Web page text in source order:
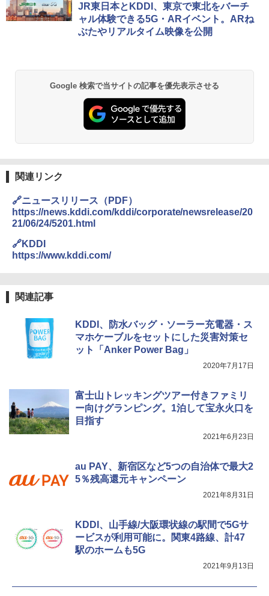
力的な町 2026～2027 地球の歩き方D アジア
￥2,079
￥2,695
A26 地球の歩き方 チェコ ポーランド スロヴ
￥1,540
プテント 傘みたいに広げて畳める パッとサ
ッとサンシェード キューブ フルクローズ メ
ッシュ 簡単設置 ワンタッチテント キャンプ
PYKES PEAK (パイクスピーク) 着替えテン
ト プライバシー テント 【中が透けない】 1
人用 折りたたみ 防災グッズ 災害用トイレ ビ
ーチ ピクニック ポップアップテント 携帯 簡
ENDLESS BASE 《めざましテレビで紹介》
テント ワンタッチ RENEW 幅200 2-3人用 43
500002(88859)
￥9,990
[キャンパーズコレクション 山善] 傘みたいに
イド ブラックコーティング フルクローズ メ
ッシュ 4人用 簡単設置 ポップアップテント P
ATCW-150B エクルベージュ
【日本企業販売】超強力クマ対策スプレー 30
0ml（連続噴射30秒）110ml（連続噴射15
秒）射程5～10m 安全ロック搭載 携帯収納袋
送
GRANDOOR ステンレス保冷剤 2個セット 2
BUNDOK(バンドック)ソロ ドーム 1 EX BDK
-08EX カーキ ソロキャンプ ポリエステル フ
レーム ドーム型 テント
￥6,459
ポインターライト 強力 小型 緑色/赤色/青紫色
可能 安全ロック付き 高安全性 金属製耐久 コ
ンパクト多機能設計 持ち運び便利 アウトド
ア/オフィス/教育現場/展示会用 緑
JR東日本とKDDI、東京で東北をバーチ
ャル体験できる5G・ARイベント。ARね
ぶたやリアルタイム映像を公開
Google 検索で当サイトの記事を優先表示させる
関連リンク
🔗ニュースリリース（PDF）
https://news.kddi.com/kddi/corporate/newsrelease/20
21/06/24/5201.html
🔗KDDI
https://www.kddi.com/
関連記事
KDDI、防水バッグ・ソーラー充電器・ス
マホケーブルをセットにした災害対策セ
ット「Anker Power Bag」
2020年7月17日
富士山トレッキングツアー付きファミリ
ー向けグランピング。1泊して宝永火口を
目指す
2021年6月23日
au PAY、新宿区など5つの自治体で最大2
5％残高還元キャンペーン
2021年8月31日
KDDI、山手線/大阪環状線の駅間で5Gサ
ービスが利用可能に。関東4路線、計47
駅のホームも5G
2021年9月13日